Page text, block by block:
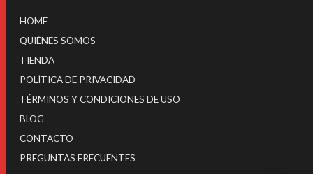
HOME
QUIÉNES SOMOS
TIENDA
POLÍTICA DE PRIVACIDAD
TÉRMINOS Y CONDICIONES DE USO
BLOG
CONTACTO
PREGUNTAS FRECUENTES